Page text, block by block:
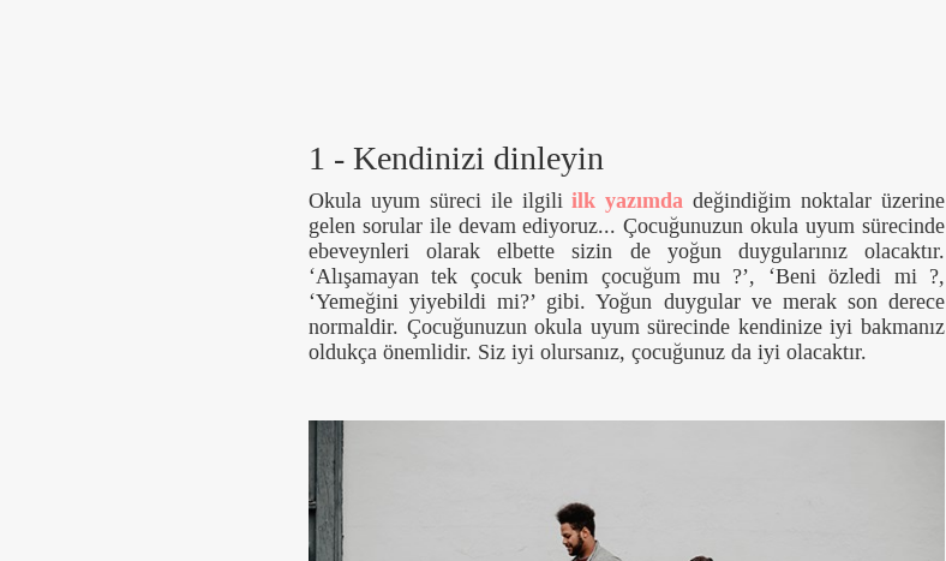
1 - Kendinizi dinleyin
Okula uyum süreci ile ilgili ilk yazımda değindiğim noktalar üzerine
gelen sorular ile devam ediyoruz... Çocuğunuzun okula uyum sürecinde
ebeveynleri olarak elbette sizin de yoğun duygularınız olacaktır.
‘Alışamayan tek çocuk benim çocuğum mu ?’, ‘Beni özledi mi ?,
‘Yemeğini yiyebildi mi?’ gibi. Yoğun duygular ve merak son derece
normaldir. Çocuğunuzun okula uyum sürecinde kendinize iyi bakmanız
oldukça önemlidir. Siz iyi olursanız, çocuğunuz da iyi olacaktır.